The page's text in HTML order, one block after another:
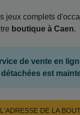
jeux complets
boutique à Caen.
de vente en
est
DE LA